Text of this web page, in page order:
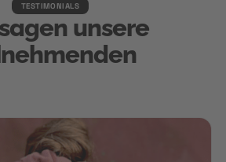
TESTIMONIALS
unsere